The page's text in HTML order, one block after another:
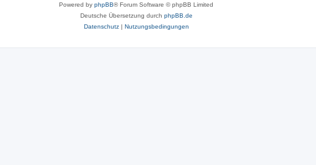
Powered by phpBB® Forum Software © phpBB Limited
Deutsche Übersetzung durch phpBB.de
Datenschutz| Nutzungsbedingungen